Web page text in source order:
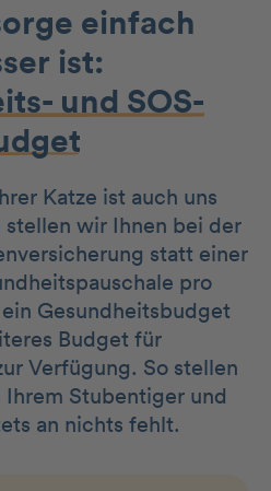
einfach
ist:
und SOS-
Katze ist auch uns
wir Ihnen bei der
statt einer
pro
Gesundheitsbudget
Budget für
Verfügung. So stellen
Ihrem Stubentiger und
an nichts fehlt.